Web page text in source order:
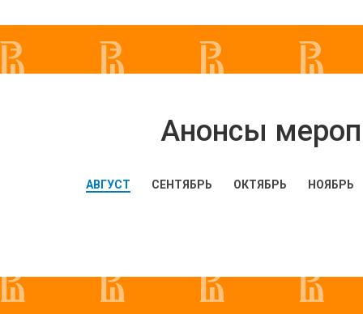
Анонсы
АВГУСТ СЕНТЯБРЬ ОКТЯБРЬ НОЯБРЬ